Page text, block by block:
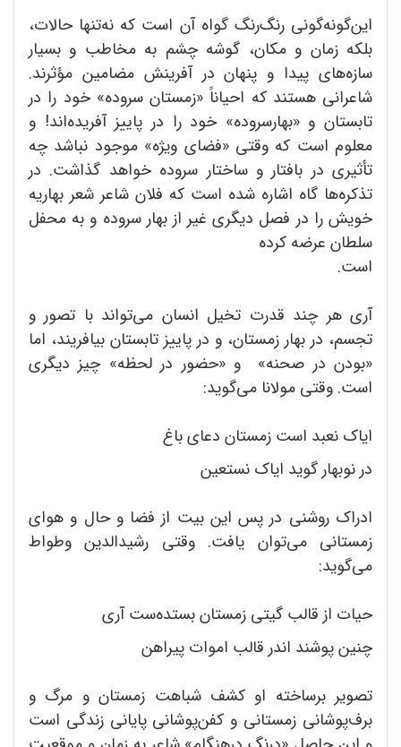
این‌گونه‌گونی رنگ‌رنگ گواه آن است که نه‌تنها حالات،
بلکه زمان و مکان، گوشه چشم به مخاطب و بسیار
سازه‌های پیدا و پنهان در آفرینش مضامین مؤثرند.
شاعرانی هستند که احیاناً «زمستان ‌سروده» خود را در
تابستان و «بهار‌سروده» خود را در پاییز آفریده‌اند! و
معلوم است که وقتی «فضای ویژه» موجود نباشد چه
تأثیری در بافتار و ساختار سروده خواهد گذاشت. در
تذکره‌ها گاه اشاره شده است که فلان شاعر شعر بهاریه
خویش را در فصل دیگری غیر از بهار سروده و به محفل
سلطان عرضه کرده
است.
آری هر چند قدرت تخیل انسان می‌تواند با تصور و
تجسم، در بهار زمستان، و در پاییز تابستان بیافریند، اما
«بودن در صحنه» و «حضور در لحظه» چیز دیگری
است. وقتی مولانا می‌گوید:
ایاک ‌نعبد است زمستان دعای باغ
در نوبهار گوید ایاک‌ نستعین
ادراک روشنی در پس این بیت از فضا و حال و هوای
زمستانی می‌توان یافت. وقتی رشید‌الدین وطواط
می‌گوید:‌
حیات از قالب گیتی زمستان بستده‌ست آری
چنین پوشند اندر قالب اموات پیراهن
تصویر برساخته او کشف شباهت زمستان و مرگ و
برف‌پوشانی زمستانی و کفن‌پوشانی پایانی زندگی است